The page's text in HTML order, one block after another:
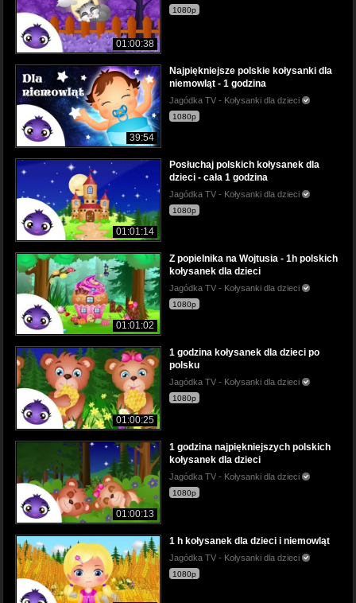
01:00:38
1080p
39:54
Najpiękniejsze polskie kołysanki dla
niemowląt - 1 godzina
Jagódka TV - Kołysanki dla dzieci
1080p
01:01:14
Posłuchaj polskich kołysanek dla
dzieci - cała 1 godzina
Jagódka TV - Kołysanki dla dzieci
1080p
01:01:02
Z popielnika na Wojtusia - 1h polskich
kołysanek dla dzieci
Jagódka TV - Kołysanki dla dzieci
1080p
01:00:25
1 godzina kołysanek dla dzieci po
polsku
Jagódka TV - Kołysanki dla dzieci
1080p
01:00:13
1 godzina najpiękniejszych polskich
kołysanek dla dzieci
Jagódka TV - Kołysanki dla dzieci
1080p
1 h kołysanek dla dzieci i niemowląt
Jagódka TV - Kołysanki dla dzieci
1080p